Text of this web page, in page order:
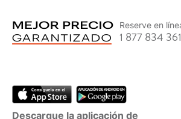
Reserve en
1 877 834
Descargue la aplicación de